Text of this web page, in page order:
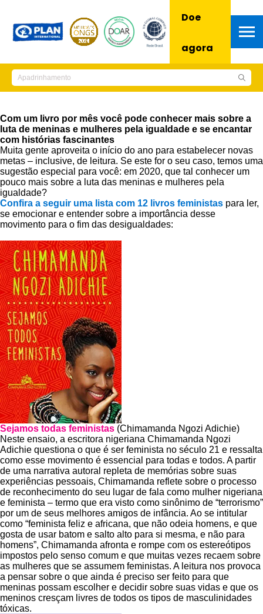
Doe
agora
Com um livro por mês você pode conhecer mais sobre a
luta de meninas e mulheres pela igualdade e se encantar
com histórias fascinantes
Muita gente aproveita o início do ano para estabelecer novas
metas – inclusive, de leitura. Se este for o seu caso, temos uma
sugestão especial para você: em 2020, que tal conhecer um
pouco mais sobre a luta das meninas e mulheres pela
igualdade?
Confira a seguir uma lista com 12 livros feministas para ler,
se emocionar e entender sobre a importância desse
movimento para o fim das desigualdades:
Sejamos todas feministas (Chimamanda Ngozi Adichie)
Neste ensaio, a escritora nigeriana Chimamanda Ngozi
Adichie questiona o que é ser feminista no século 21 e ressalta
como esse movimento é essencial para todas e todos. A partir
de uma narrativa autoral repleta de memórias sobre suas
experiências pessoais, Chimamanda reflete sobre o processo
de reconhecimento do seu lugar de fala como mulher nigeriana
e feminista – termo que era visto como sinônimo de “terrorismo”
por um de seus melhores amigos de infância. Ao se intitular
como “feminista feliz e africana, que não odeia homens, e que
gosta de usar batom e salto alto para si mesma, e não para
homens”, Chimamanda afronta e rompe com os estereótipos
impostos pelo senso comum e que muitas vezes recaem sobre
as mulheres que se assumem feministas. A leitura nos provoca
a pensar sobre o que ainda é preciso ser feito para que
meninas possam escolher e decidir sobre suas vidas e que os
meninos cresçam livres de todos os tipos de masculinidades
tóxicas.